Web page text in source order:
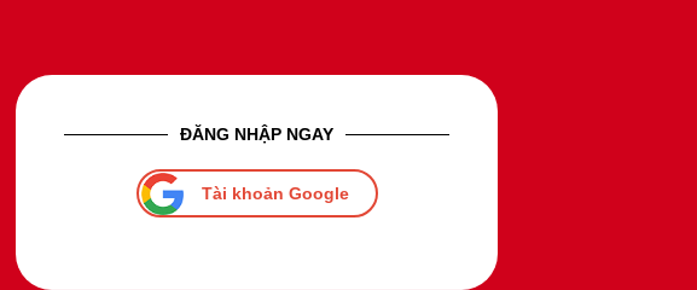
ĐĂNG NHẬP NGAY
Tài khoản Google